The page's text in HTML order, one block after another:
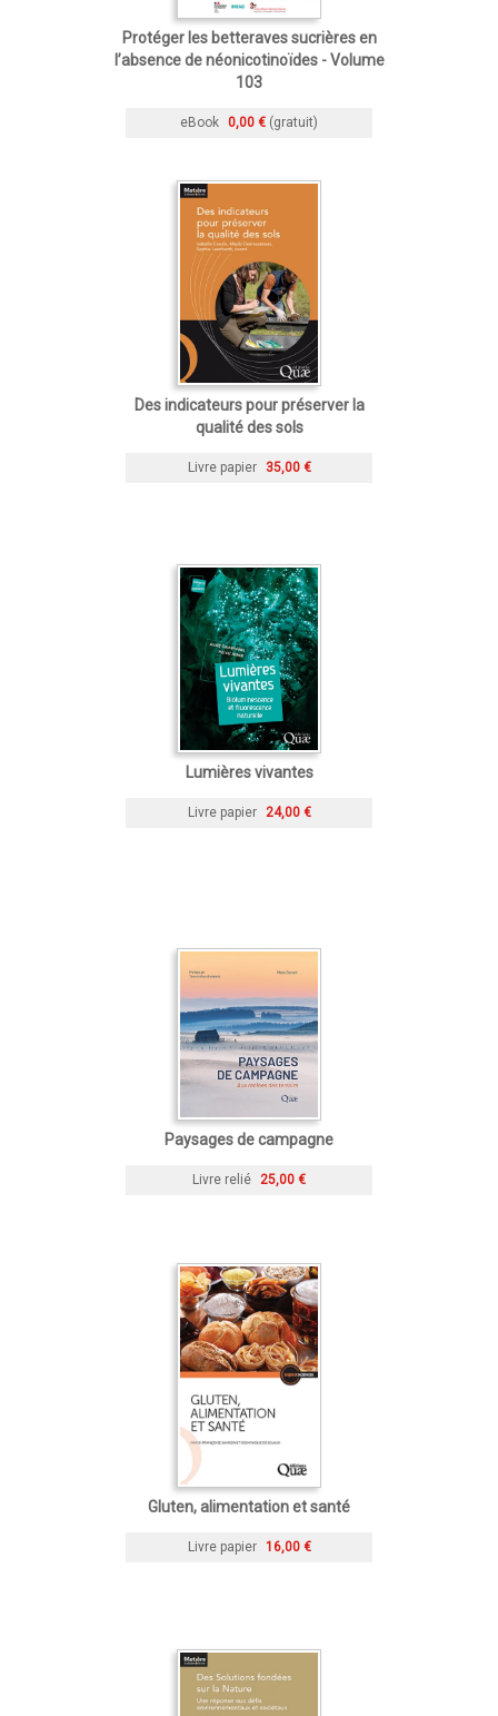
Protéger les betteraves sucrières en
l’absence de néonicotinoïdes - Volume
103
eBook 0,00 € (gratuit)
Des indicateurs pour préserver la
qualité des sols
Livre papier 35,00 €
Lumières vivantes
Livre papier 24,00 €
Paysages de campagne
Livre relié 25,00 €
Gluten, alimentation et santé
Livre papier 16,00 €